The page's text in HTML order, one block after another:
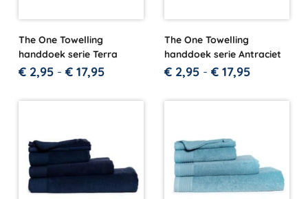
The One Towelling
handdoek serie Terra
€ 2,95 - € 17,95
The One Towelling
handdoek serie Antraciet
€ 2,95 - € 17,95